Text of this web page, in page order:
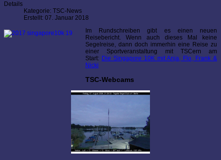
Details
Kategorie: TSC-News
Erstellt: 07. Januar 2018
Im Rundschreiben gibt es einen neuen
Reisebericht. Wenn auch dieses Mal keine
Segelreise, dann doch immerhin eine Reise zu
einer Sportveranstaltung mit TSCern am
Start: Die Singapore 10K mit Anja, Flo, Frank &
Nicki
TSC-Webcams